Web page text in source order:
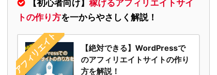
【初心者向け】 稼げるアフィリエイトサイ
トの作り方を一からやさしく解説！
アフィリエイト
【絶対できる】WordPressで
のアフィリエイトサイトの作り
方を解説！